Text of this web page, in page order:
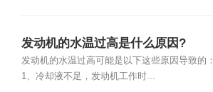
发动机的水温过高是什么原因?
发动机的水温过高可能是以下这些原因导致的：
1、冷却液不足，发动机工作时...